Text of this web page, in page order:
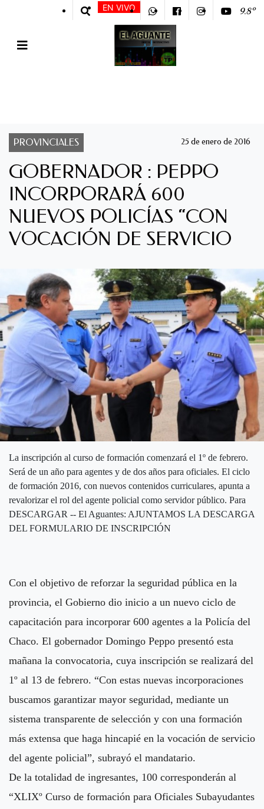
EN VIVO 9.8º
PROVINCIALES 25 de enero de 2016
GOBERNADOR : PEPPO
INCORPORARÁ 600
NUEVOS POLICÍAS “CON
VOCACIÓN DE SERVICIO
La inscripción al curso de formación comenzará el 1º de febrero.
Será de un año para agentes y de dos años para oficiales. El ciclo
de formación 2016, con nuevos contenidos curriculares, apunta a
revalorizar el rol del agente policial como servidor público. Para
DESCARGAR -- El Aguantes: AJUNTAMOS LA DESCARGA
DEL FORMULARIO DE INSCRIPCIÓN
Con el objetivo de reforzar la seguridad pública en la
provincia, el Gobierno dio inicio a un nuevo ciclo de
capacitación para incorporar 600 agentes a la Policía del
Chaco. El gobernador Domingo Peppo presentó esta
mañana la convocatoria, cuya inscripción se realizará del
1º al 13 de febrero. “Con estas nuevas incorporaciones
buscamos garantizar mayor seguridad, mediante un
sistema transparente de selección y con una formación
más extensa que haga hincapié en la vocación de servicio
del agente policial”, subrayó el mandatario.
De la totalidad de ingresantes, 100 corresponderán al
“XLIXº Curso de formación para Oficiales Subayudantes